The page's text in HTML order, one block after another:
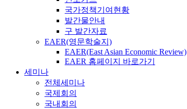
국가정책기여현황
발간물안내
구 발간자료
EAER(영문학술지)
EAER(East Asian Economic Review)
EAER 홈페이지 바로가기
세미나
전체세미나
국제회의
국내회의